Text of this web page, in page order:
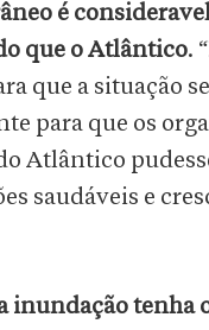
é
que o Atlântico. “
que a situação
para que os
Atlântico
saudáveis e
inundação tenha